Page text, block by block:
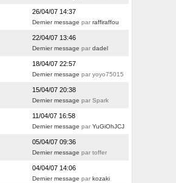
26/04/07 14:37
Dernier message parraffiraffou
22/04/07 13:46
Dernier message pardadel
18/04/07 22:57
Dernier message par yoyo75015
15/04/07 20:38
Dernier message par Spark
11/04/07 16:58
Dernier message parYuGiOhJCJ
05/04/07 09:36
Dernier message par toffer
04/04/07 14:06
Dernier message parkozaki